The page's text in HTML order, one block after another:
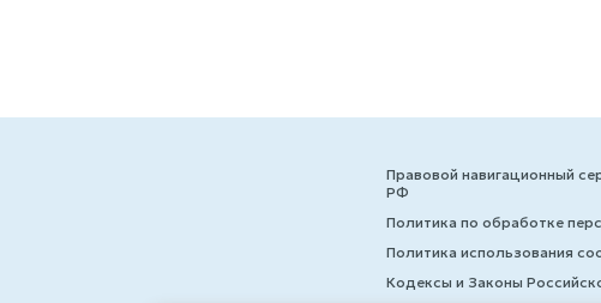
Правовой навигационный
РФ
Политика по обработке
Политика использования
Кодексы и Законы